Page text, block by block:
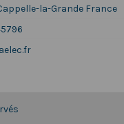
la-Grande France